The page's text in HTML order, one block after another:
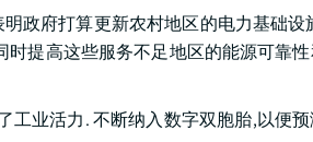
政府打算更新农村地区的电力基础设
提高这些服务不足地区的能源可靠
业活力. 不断纳入数字双胞胎,以便